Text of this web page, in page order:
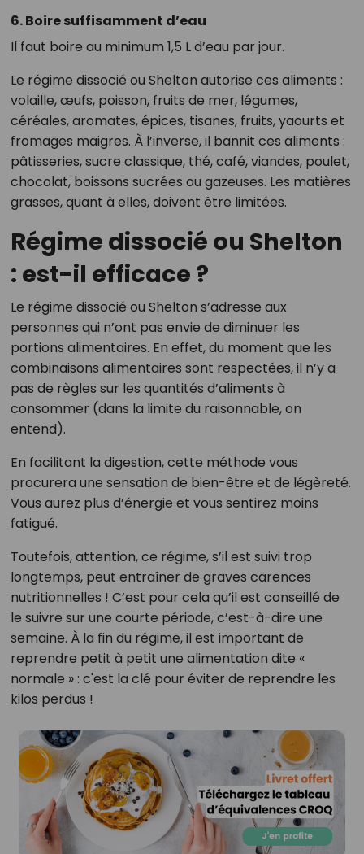
6. Boire suffisamment d’eau
Il faut boire au minimum 1,5 L d’eau par jour.
Le régime dissocié ou Shelton autorise ces aliments :
volaille, œufs, poisson, fruits de mer, légumes,
céréales, aromates, épices, tisanes, fruits, yaourts et
fromages maigres. À l’inverse, il bannit ces aliments :
pâtisseries, sucre classique, thé, café, viandes, poulet,
chocolat, boissons sucrées ou gazeuses. Les matières
grasses, quant à elles, doivent être limitées.
Régime dissocié ou Shelton
: est-il efficace ?
Le régime dissocié ou Shelton s’adresse aux
personnes qui n’ont pas envie de diminuer les
portions alimentaires. En effet, du moment que les
combinaisons alimentaires sont respectées, il n’y a
pas de règles sur les quantités d’aliments à
consommer (dans la limite du raisonnable, on
entend).
En facilitant la digestion, cette méthode vous
procurera une sensation de bien-être et de légèreté.
Vous aurez plus d’énergie et vous sentirez moins
fatigué.
Toutefois, attention, ce régime, s’il est suivi trop
longtemps, peut entraîner de graves carences
nutritionnelles ! C’est pour cela qu’il est conseillé de
le suivre sur une courte période, c’est-à-dire une
semaine. À la fin du régime, il est important de
reprendre petit à petit une alimentation dite «
normale » : c'est la clé pour éviter de reprendre les
kilos perdus !